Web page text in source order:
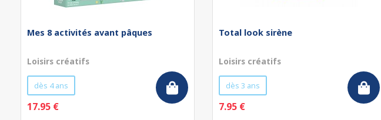
Mes 8 activités avant pâques
Loisirs créatifs
dès 4 ans
17.95 €
Total look sirène
Loisirs créatifs
dès 3 ans
7.95 €